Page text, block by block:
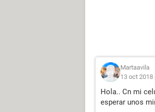
Martaavila
13 oct 2018
Hola.. Cn mi
esperar unos